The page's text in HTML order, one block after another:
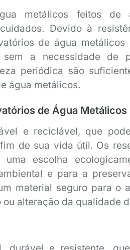
metálicos feitos de
Devido à
de água metálicos
a necessidade de
periódica são
água metálicos.
de Água Metálicos
e reciclável, que
de sua vida útil. Os
escolha
e para a
material seguro para o
alteração da qualidade